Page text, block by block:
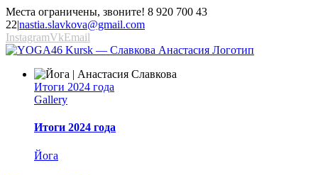
Места ограничены, звоните! 8 920 700 43
22|nastia.slavkova@gmail.com
InstagramVkEmail
Итоги 2024 года
Gallery
Итоги 2024 года
Йога